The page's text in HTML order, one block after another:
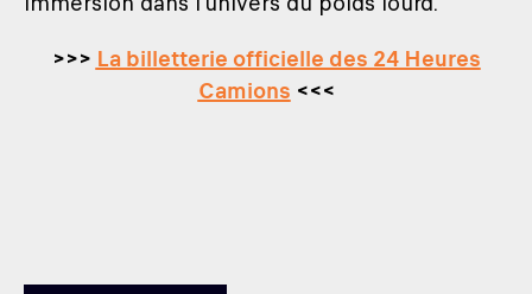
>>> La billetterie officielle des 24 Heures
Camions <<<